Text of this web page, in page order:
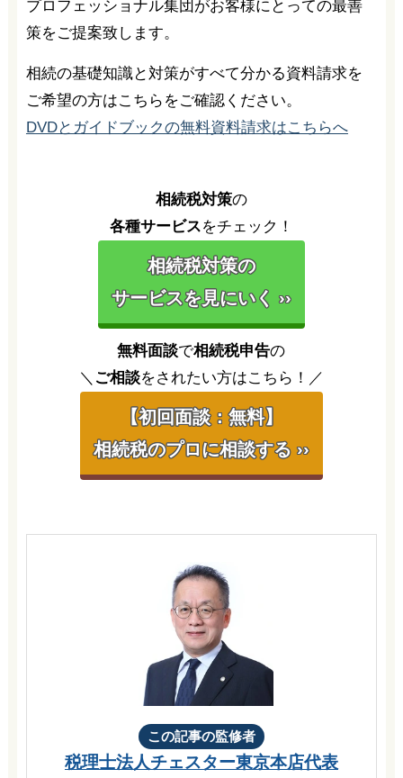
プロフェッショナル集団がお客様にとっての最善
策をご提案致します。
相続の基礎知識と対策がすべて分かる資料請求を
ご希望の方はこちらをご確認ください。
DVDとガイドブックの無料資料請求はこちらへ
相続税対策の
各種サービスをチェック！
相続税対策の
サービスを見にいく ››
無料面談で相続税申告の
＼ ご相談をされたい方はこちら！／
【初回面談：無料】
相続税のプロに相談する ››
この記事の監修者
税理士法人チェスター東京本店代表